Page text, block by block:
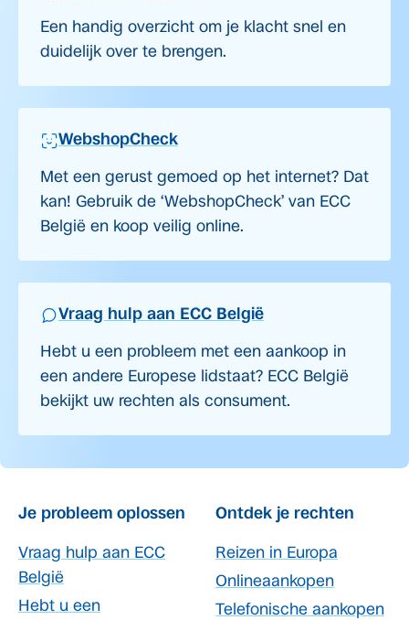
Een handig overzicht om je klacht snel en
duidelijk over te brengen.
WebshopCheck
Met een gerust gemoed op het internet? Dat
kan! Gebruik de ‘WebshopCheck’ van ECC
België en koop veilig online.
Vraag hulp aan ECC België
Hebt u een probleem met een aankoop in
een andere Europese lidstaat? ECC België
bekijkt uw rechten als consument.
Je probleem oplossen
Vraag hulp aan ECC
België
Hebt u een
Ontdek je rechten
Reizen in Europa
Onlineaankopen
Telefonische aankopen